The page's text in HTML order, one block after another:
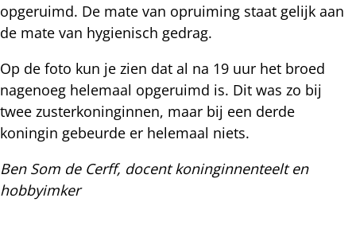
opgeruimd. De mate van opruiming staat gelijk aan
de mate van hygienisch gedrag.
Op de foto kun je zien dat al na 19 uur het broed
nagenoeg helemaal opgeruimd is. Dit was zo bij
twee zusterkoninginnen, maar bij een derde
koningin gebeurde er helemaal niets.
Ben Som de Cerff, docent koninginnenteelt en
hobbyimker